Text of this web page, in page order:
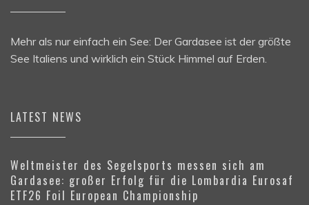
Mehr als nur einfach ein See: Der Gardasee ist der größte
See Italiens und wirklich ein Stück Himmel auf Erden.
LATEST NEWS
Weltmeister des Segelsports messen sich am
Gardasee: großer Erfolg für die Lombardia Eurosaf
ETF26 Foil European Championship